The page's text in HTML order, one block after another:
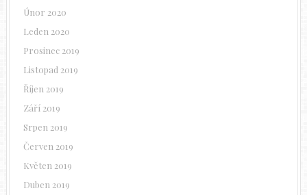
Únor 2020
Leden 2020
Prosinec 2019
Listopad 2019
Říjen 2019
Září 2019
Srpen 2019
Červen 2019
Květen 2019
Duben 2019